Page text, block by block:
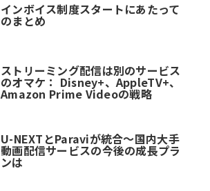
インボイス制度スタートにあたって
のまとめ
ストリーミング配信は別のサービス
のオマケ： Disney+、AppleTV+、
Amazon Prime Videoの戦略
U-NEXTとParaviが統合～国内大手
動画配信サービスの今後の成長プラ
ンは